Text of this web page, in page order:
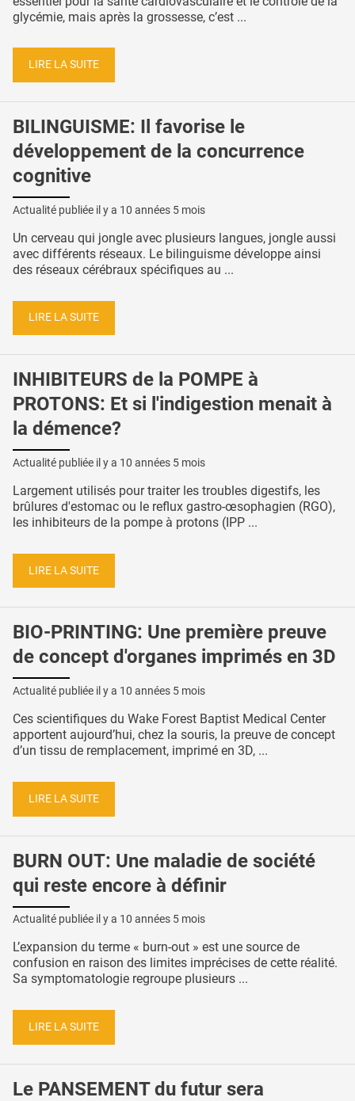
glycémie, mais après la grossesse, c’est ...
LIRE LA SUITE
BILINGUISME: Il favorise le
développement de la concurrence
cognitive
Actualité publiée il y a 10 années 5 mois
Un cerveau qui jongle avec plusieurs langues, jongle aussi
avec différents réseaux. Le bilinguisme développe ainsi
des réseaux cérébraux spécifiques au ...
LIRE LA SUITE
INHIBITEURS de la POMPE à
PROTONS: Et si l'indigestion menait à
la démence?
Actualité publiée il y a 10 années 5 mois
Largement utilisés pour traiter les troubles digestifs, les
brûlures d'estomac ou le reflux gastro-œsophagien (RGO),
les inhibiteurs de la pompe à protons (IPP ...
LIRE LA SUITE
BIO-PRINTING: Une première preuve
de concept d'organes imprimés en 3D
Actualité publiée il y a 10 années 5 mois
Ces scientifiques du Wake Forest Baptist Medical Center
apportent aujourd’hui, chez la souris, la preuve de concept
d’un tissu de remplacement, imprimé en 3D, ...
LIRE LA SUITE
BURN OUT: Une maladie de société
qui reste encore à définir
Actualité publiée il y a 10 années 5 mois
L’expansion du terme « burn-out » est une source de
confusion en raison des limites imprécises de cette réalité.
Sa symptomatologie regroupe plusieurs ...
LIRE LA SUITE
Le PANSEMENT du futur sera